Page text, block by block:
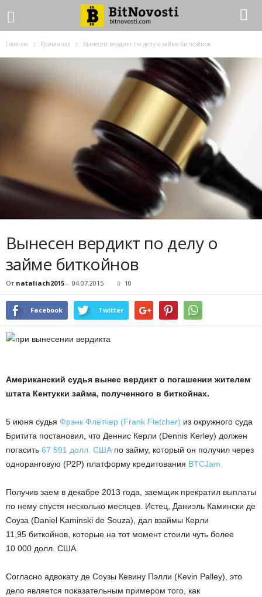
Главная Криминал Вынесен вердикт по делу о займе биткойнов
Вынесен вердикт по делу о
займе биткойнов
От nataliach2015 - 04.07.2015 10
Facebook Twitter
Американский судья вынес вердикт о погашении жителем
штата Кентукки займа, полученного в биткойнах.
5 июня судья Фрэнк Флетчер (Frank Fletcher) из окружного суда
Бритита постановил, что Деннис Керли (Dennis Kerley) должен
погасить 67 591 долл. США по займу, который он получил через
одноранговую (P2P) платформу кредитования BTCJam.
Получив заем в декабре 2013 года, заемщик прекратил выплаты
по нему спустя несколько месяцев. Истец, Даниэль Камински де
Соуза (Daniel Kaminski de Souza), дал взаймы Керли
11,95 биткойнов, которые на тот момент стоили чуть более
10 000 долл. США.
Согласно адвокату де Соузы Кевину Пэлли (Kevin Palley), это
дело является показательным примером того, как